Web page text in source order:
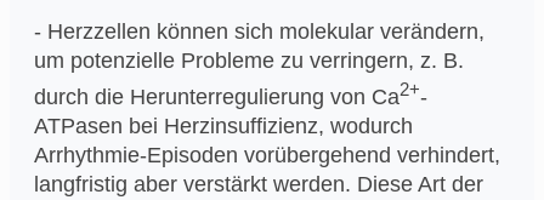
- Herzzellen können sich molekular verändern,
um potenzielle Probleme zu verringern, z. B.
durch die Herunterregulierung von Ca2+-
ATPasen bei Herzinsuffizienz, wodurch
Arrhythmie-Episoden vorübergehend verhindert,
langfristig aber verstärkt werden. Diese Art der